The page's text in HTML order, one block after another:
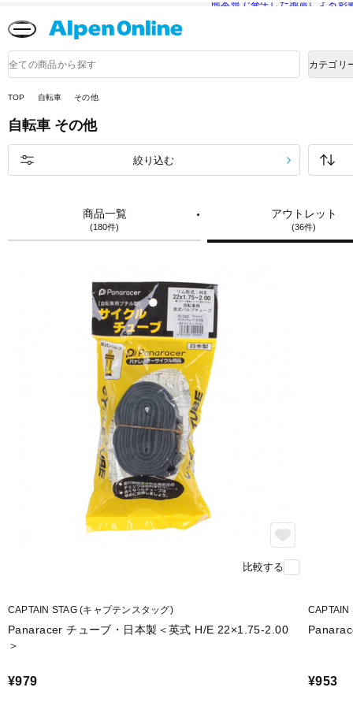
熊本県で発生した地震による影
品
検
カテゴリ
TOP 自転車 その他
自転車 その他
商品一覧
(180件)
アウトレット
(36件)
絞り込む
比較する
CAPTAIN STAG (キャプテンスタッグ)
Panaracer チューブ・日本製＜英式 H/E 22×1.75-2.00
＞
¥979
CAPTAIN
¥953